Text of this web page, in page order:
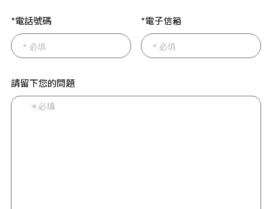
*電話號碼 *電子信箱
請留下您的問題